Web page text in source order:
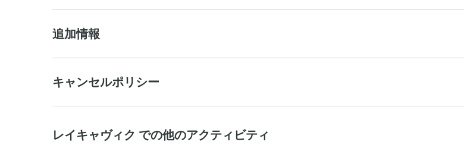
追加情報
キャンセルポリシー
レイキャヴィク での他のアクティビティ